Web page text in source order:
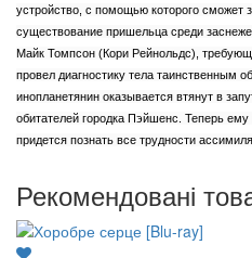
устройство, с помощью которого
существование пришельца среди
Майк Томпсон (Кори Рейнольдс),
провел диагностику тела таинственным
инопланетянин оказывается втянут в
обитателей городка Пэйшенс. Теперь
придется познать все трудности
Рекомендовані